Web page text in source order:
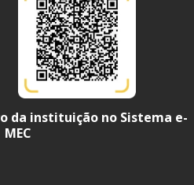
da instituição no Sistema e-
MEC